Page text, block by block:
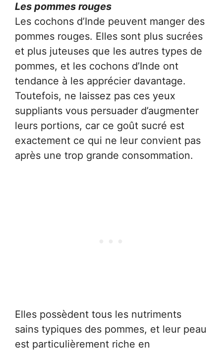
Les pommes rouges
Les cochons d’Inde peuvent manger des
pommes rouges. Elles sont plus sucrées
et plus juteuses que les autres types de
pommes, et les cochons d’Inde ont
tendance à les apprécier davantage.
Toutefois, ne laissez pas ces yeux
suppliants vous persuader d’augmenter
leurs portions, car ce goût sucré est
exactement ce qui ne leur convient pas
après une trop grande consommation.
Elles possèdent tous les nutriments
sains typiques des pommes, et leur peau
est particulièrement riche en